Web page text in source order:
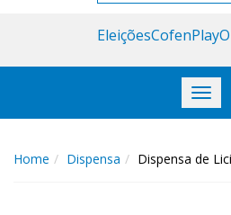
EleiçõesCofenPlay
Home Dispensa Dispensa de